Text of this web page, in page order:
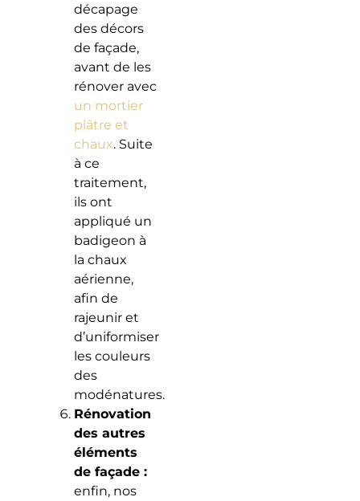
décapage
des décors
de façade,
avant de les
rénover avec
un mortier
plâtre et
chaux. Suite
à ce
traitement,
ils ont
appliqué un
badigeon à
la chaux
aérienne,
afin de
rajeunir et
d’uniformiser
les couleurs
des
modénatures.
Rénovation
des autres
éléments
de façade :
enfin, nos